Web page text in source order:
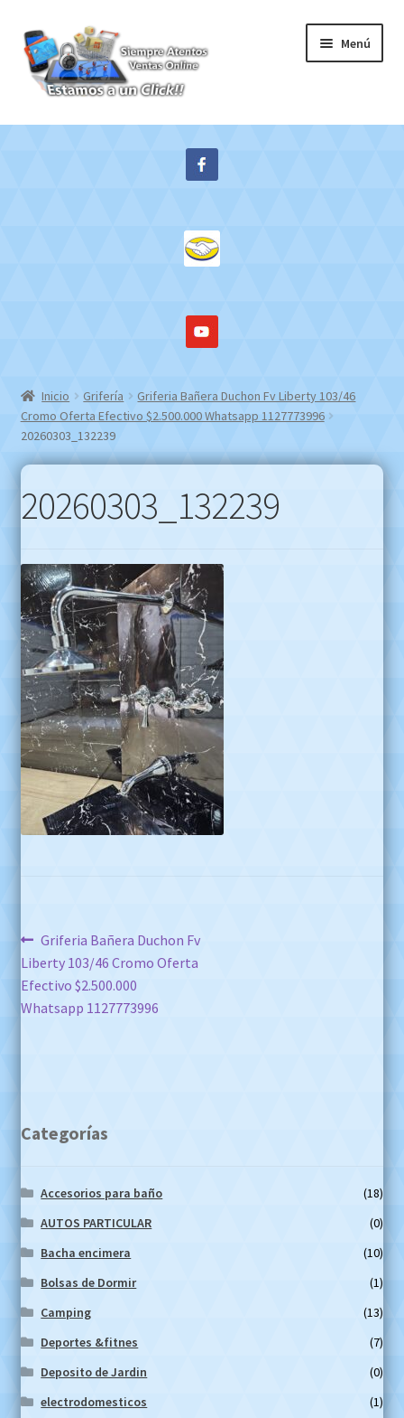
Ir
a
la
navegación
Ir
al
contenido
Menú
Inicio
Inicio Grifería
Griferia Bañera Duchon Fv Liberty 103/46
Cromo Oferta Efectivo $2.500.000 Whatsapp 1127773996
20260303_132239
20260303_132239
Navegación
de
entradas
Anterior:
Griferia Bañera Duchon Fv
Liberty 103/46 Cromo Oferta
Efectivo $2.500.000
Whatsapp 1127773996
Categorías
Accesorios para baño
(18)
AUTOS PARTICULAR
(0)
Bacha encimera
(10)
Bolsas de Dormir
(1)
Camping
(13)
Deportes &fitnes
(7)
Deposito de Jardin
(0)
electrodomesticos
(1)